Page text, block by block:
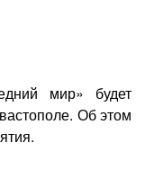
мир» будет
Об этом